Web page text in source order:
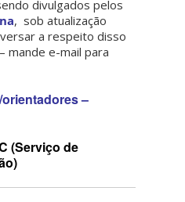
divulgados pelos
, sob atualização
a respeito disso
mande e-mail para
–
(Serviço de